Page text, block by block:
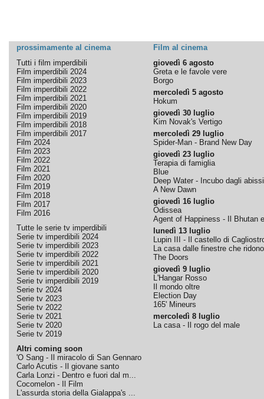
prossimamente al cinema
Film al cinema
Tutti i film imperdibili
Film imperdibili 2024
Film imperdibili 2023
Film imperdibili 2022
Film imperdibili 2021
Film imperdibili 2020
Film imperdibili 2019
Film imperdibili 2018
Film imperdibili 2017
Film 2024
Film 2023
Film 2022
Film 2021
Film 2020
Film 2019
Film 2018
Film 2017
Film 2016
Tutte le serie tv imperdibili
Serie tv imperdibili 2024
Serie tv imperdibili 2023
Serie tv imperdibili 2022
Serie tv imperdibili 2021
Serie tv imperdibili 2020
Serie tv imperdibili 2019
Serie tv 2024
Serie tv 2023
Serie tv 2022
Serie tv 2021
Serie tv 2020
Serie tv 2019
Altri coming soon
'O Sang - Il miracolo di San Gennaro
Carlo Acutis - Il giovane santo
Carla Lonzi - Dentro e fuori dal m...
Cocomelon - Il Film
L'assurda storia della Gialappa's ...
giovedì 6 agosto
Greta e le favole vere
Borgo
mercoledì 5 agosto
Hokum
giovedì 30 luglio
Kim Novak's Vertigo
mercoledì 29 luglio
Spider-Man - Brand New Day
giovedì 23 luglio
Terapia di famiglia
Blue
Deep Water - Incubo dagli abissi
A New Dawn
giovedì 16 luglio
Odissea
Agent of Happiness - Il Bhutan
lunedì 13 luglio
Lupin III - Il castello di
La casa dalle finestre che ridono
The Doors
giovedì 9 luglio
L'Hangar Rosso
Il mondo oltre
Election Day
165' Mineurs
mercoledì 8 luglio
La casa - Il rogo del male